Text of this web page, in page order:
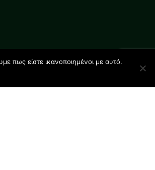
πως είστε ικανοποιημένοι με αυτό.